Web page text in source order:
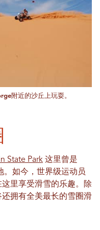
附近的沙丘上玩耍。
State Park 这里曾是
。如今，世界级运动员
里享受滑雪的乐趣。除
还拥有全美最长的雪圈滑